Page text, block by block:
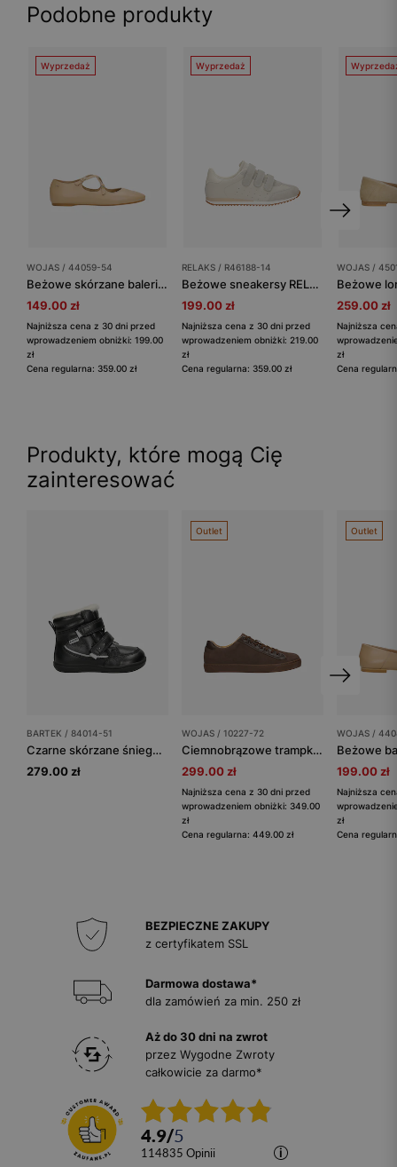
Podobne produkty
Wyprzedaż
WOJAS / 44059-54
Beżowe skórzane baleriny z krzyżującymi się paskami
149.00 zł
Najniższa cena z 30 dni przed
wprowadzeniem obniżki: 199.00
zł
Cena regularna: 359.00 zł
Wyprzedaż
RELAKS / R46188-14
Beżowe sneakersy RELAKS zapinane na rzep
199.00 zł
Najniższa cena z 30 dni przed
wprowadzeniem obniżki: 219.00
zł
Cena regularna: 359.00 zł
WOJAS /
259.00 zł
Najniższa
zł
Cena
Produkty, które mogą Cię
zainteresować
BARTEK / 84014-51
Czarne skórzane śniegowce barefoot ocieplane naturalną wełną BARTEK 84014-51
279.00 zł
Outlet
WOJAS / 10227-72
Ciemnobrązowe trampki męskie ze wstawkami ze skóry
299.00 zł
Najniższa cena z 30 dni przed
wprowadzeniem obniżki: 349.00
zł
Cena regularna: 449.00 zł
Outlet
WOJAS /
199.00 zł
Najniższa
zł
Cena
BEZPIECZNE ZAKUPY
z certyfikatem SSL
Darmowa dostawa*
dla zamówień za min. 250 zł
Aż do 30 dni na zwrot
przez Wygodne Zwroty
całkowicie za darmo*
4.9/5
114835 opinii